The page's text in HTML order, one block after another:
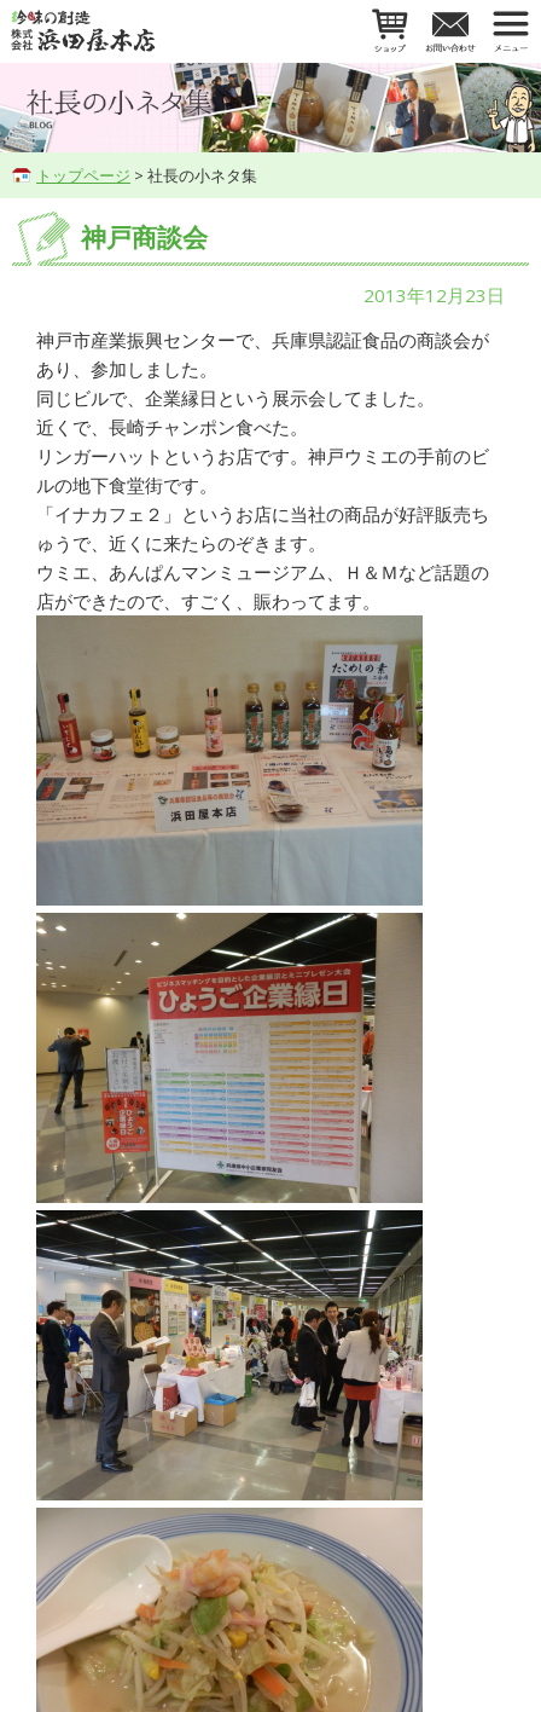
トップページ > 社長の小ネタ集
神戸商談会
2013年12月23日
神戸市産業振興センターで、兵庫県認証食品の商談会が
あり、参加しました。
同じビルで、企業縁日という展示会してました。
近くで、長崎チャンポン食べた。
リンガーハットというお店です。神戸ウミエの手前のビ
ルの地下食堂街です。
「イナカフェ２」というお店に当社の商品が好評販売ち
ゅうで、近くに来たらのぞきます。
ウミエ、あんぱんマンミュージアム、Ｈ＆Ｍなど話題の
店ができたので、すごく、賑わってます。